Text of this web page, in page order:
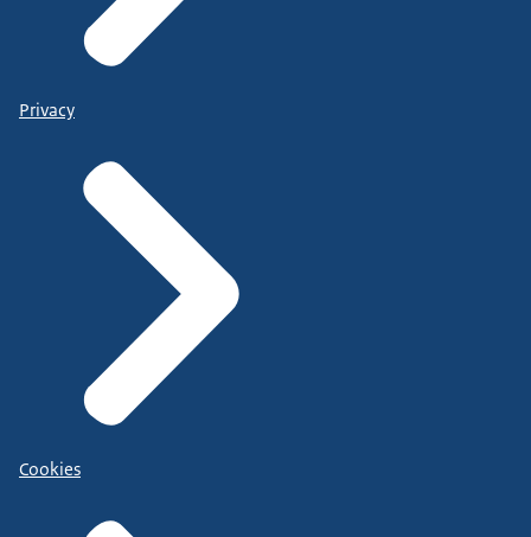
Privacy
Cookies